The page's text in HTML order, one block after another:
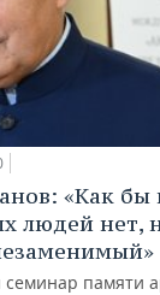
«Как бы
людей нет,
памяти